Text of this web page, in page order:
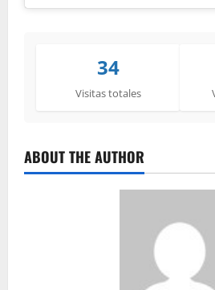
34
Visitas totales
ABOUT THE AUTHOR